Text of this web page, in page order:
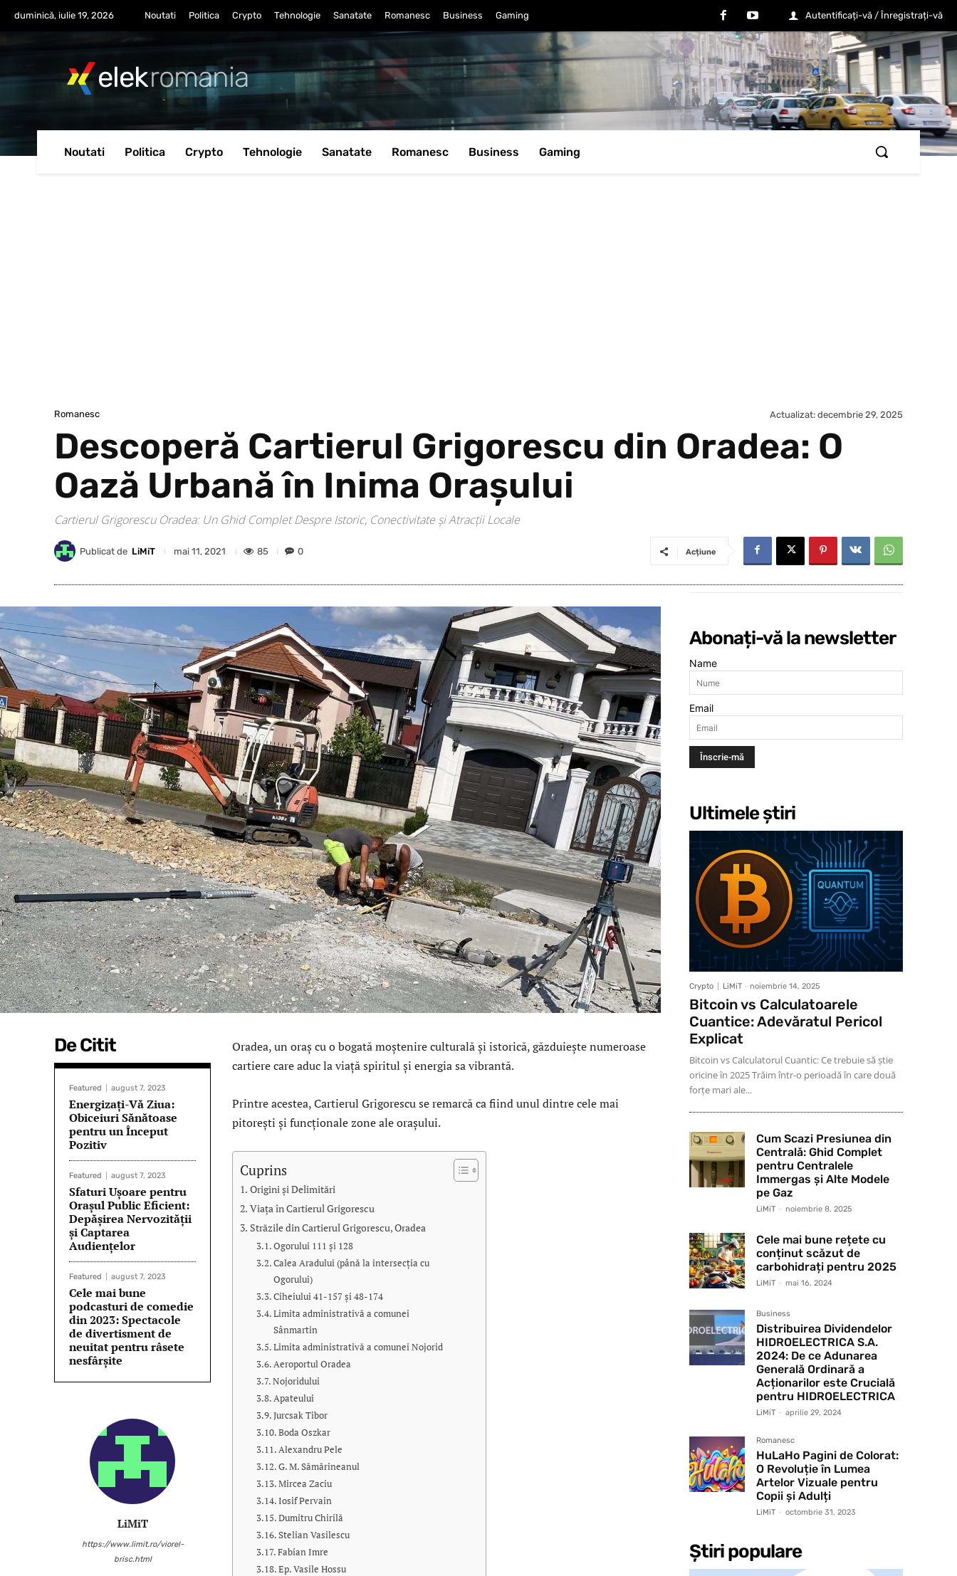
duminică, iulie 19, 2026 Noutati Politica Crypto Tehnologie Sanatate Romanesc Business Gaming Autentificați-vă / Înregistrați-vă
elekromania
Noutati Politica Crypto Tehnologie Sanatate Romanesc Business Gaming
Romanesc Actualizat: decembrie 29, 2025
Descoperă Cartierul Grigorescu din Oradea: O
Oază Urbană în Inima Orașului
Cartierul Grigorescu Oradea: Un Ghid Complet Despre Istoric, Conectivitate și Atracții Locale
Publicat de LiMiT mai 11, 2021 85 0 Acțiune
De Citit
Featured august 7, 2023
Energizați-Vă Ziua:
Obiceiuri Sănătoase
pentru un Început
Pozitiv
Featured august 7, 2023
Sfaturi Ușoare pentru
Orașul Public Eficient:
Depășirea Nervozității
și Captarea
Audiențelor
Featured august 7, 2023
Cele mai bune
podcasturi de comedie
din 2023: Spectacole
de divertisment de
neuitat pentru râsete
nesfârșite
LiMiT
https://www.limit.ro/viorel-
brisc.html
Oradea, un oraș cu o bogată moștenire culturală și istorică, găzduiește numeroase
cartiere care aduc la viață spiritul și energia sa vibrantă.
Printre acestea, Cartierul Grigorescu se remarcă ca fiind unul dintre cele mai
pitorești și funcționale zone ale orașului.
Cuprins
Origini și Delimitări
Viața în Cartierul Grigorescu
Străzile din Cartierul Grigorescu, Oradea
Ogorului 111 și 128
Calea Aradului (până la intersecția cu
Ogorului)
Ciheiului 41-157 și 48-174
Limita administrativă a comunei
Sânmartin
Limita administrativă a comunei Nojorid
Aeroportul Oradea
Nojoridului
Apateului
Jurcsak Tibor
Boda Oszkar
Alexandru Pele
G. M. Sămărineanul
Mircea Zaciu
Iosif Pervain
Dumitru Chirilă
Stelian Vasilescu
Fabian Imre
Ep. Vasile Hossu
Abonați-vă la newsletter
Name
Email
Ultimele știri
Crypto LiMiT - noiembrie 14, 2025
Bitcoin vs Calculatoarele
Cuantice: Adevăratul Pericol
Explicat
Bitcoin vs Calculatorul Cuantic: Ce trebuie să știe
oricine în 2025 Trăim într-o perioadă în care două
forțe mari ale...
Cum Scazi Presiunea din
Centrală: Ghid Complet
pentru Centralele
Immergas și Alte Modele
pe Gaz
LiMiT - noiembrie 8, 2025
Cele mai bune rețete cu
conținut scăzut de
carbohidrați pentru 2025
LiMiT - mai 16, 2024
Business
Distribuirea Dividendelor
HIDROELECTRICA S.A.
2024: De ce Adunarea
Generală Ordinară a
Acționarilor este Crucială
pentru HIDROELECTRICA
LiMiT - aprilie 29, 2024
Romanesc
HuLaHo Pagini de Colorat:
O Revoluție în Lumea
Artelor Vizuale pentru
Copii și Adulți
LiMiT - octombrie 31, 2023
Știri populare